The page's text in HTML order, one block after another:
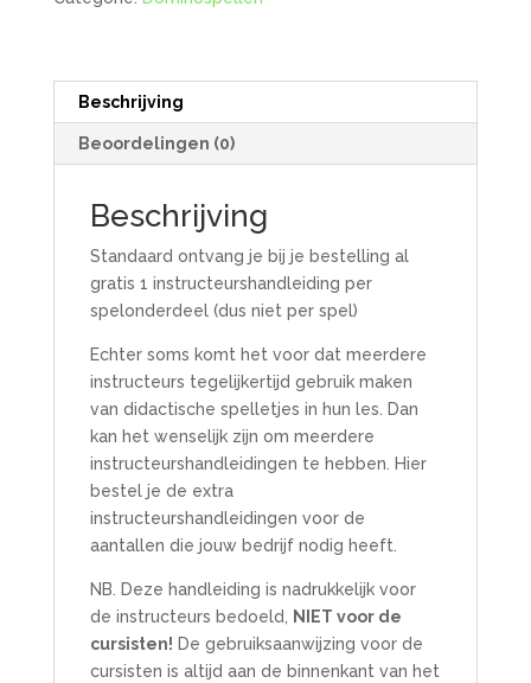
Beschrijving
Beoordelingen (0)
Beschrijving
Standaard ontvang je bij je bestelling al
gratis 1 instructeurshandleiding per
spelonderdeel (dus niet per spel)
Echter soms komt het voor dat meerdere
instructeurs tegelijkertijd gebruik maken
van didactische spelletjes in hun les. Dan
kan het wenselijk zijn om meerdere
instructeurshandleidingen te hebben. Hier
bestel je de extra
instructeurshandleidingen voor de
aantallen die jouw bedrijf nodig heeft.
NB. Deze handleiding is nadrukkelijk voor
de instructeurs bedoeld, NIET voor de
cursisten! De gebruiksaanwijzing voor de
cursisten is altijd aan de binnenkant van het